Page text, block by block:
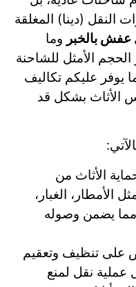
النقل (دينا) المغلقة
عفش بالخبر وما
الحجم الأمثل للشاحنة
يوفر عليكم تكاليف
الأثاث بشكل قد
الأثاث من
الأمطار، الغبار،
يضمن وصوله
على تنظيف وتعقيم
عملية نقل لمنع